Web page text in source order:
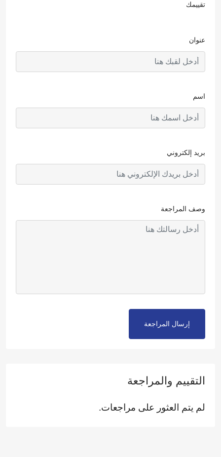
تقييمك
عنوان
اسم
بريد إلكتروني
وصف المراجعة
إرسال المراجعة
التقييم والمراجعة
لم يتم العثور على مراجعات.